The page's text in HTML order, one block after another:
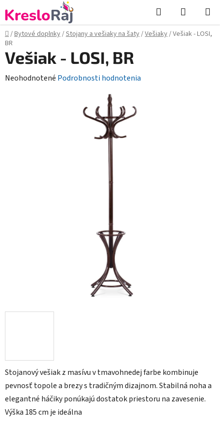
na
obsah
Hľadať
KOŠÍK
Domov
/Bytové doplnky/Stojany a vešiaky na šaty/Vešiaky/Vešiak - LOSI,
BR
Stojanový vešiak z masívu v tmavohnedej farbe kombinuje
pevnosť topole a brezy s tradičným dizajnom. Stabilná noha a
elegantné háčiky ponúkajú dostatok priestoru na zavesenie.
Výška 185 cm je ideálna
Vešiak - LOSI, BR
Priemerné
Neohodnotené Podrobnosti hodnotenia